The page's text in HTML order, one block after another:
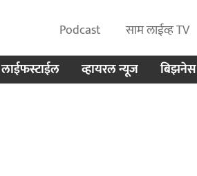
Podcast साम लाईव्ह TV
लाईफस्टाईल व्हायरल न्यूज बिझनेस